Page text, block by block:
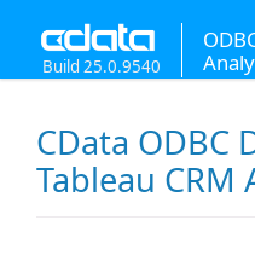
Build 25.0.9540
CData ODBC
Tableau CRM